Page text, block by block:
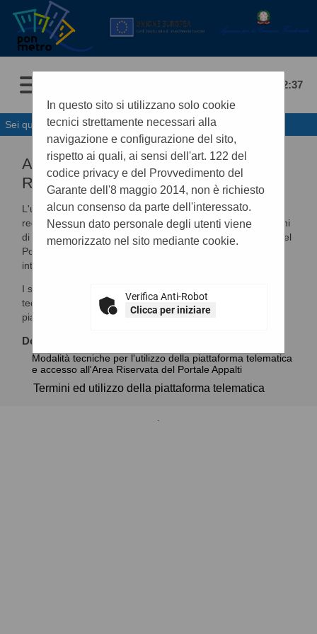
06/08/2026 22:37
Sei qui: Home» Informazioni» Accesso area riservata
In questo sito si utilizzano solo cookie
tecnici strettamente necessari alla
navigazione e configurazione del sito,
rispetto ai quali, ai sensi dell'art. 122 del
codice privacy e del Provvedimento del
Garante dell'8 maggio 2014, non è richiesto
alcun consenso da parte dell'interessato.
Nessun dato personale degli utenti viene
memorizzato nel sito mediante cookie.
Verifica Anti-Robot
Clicca per iniziare
ACCESSO E UTILIZZO DELL'AREA
RISERVATA
L'utilizzo della piattaforma telematica è subordinato alla
registrazione dell'anagrafica dell'operatore economico ai fini
di ottenere le credenziali per accedere all'Area Riservata del
Portale Appalti ove sono disponibili le funzionalità di
interazione con la Stazione Appaltante.
I seguenti documenti descrivono i requisiti e le modalità
tecniche per la registrazione, l'accesso e l'utilizzo della
piattaforma telematica.
Documenti
Modalità tecniche per l'utilizzo della piattaforma telematica
e accesso all'Area Riservata del Portale Appalti
Termini ed utilizzo della piattaforma telematica